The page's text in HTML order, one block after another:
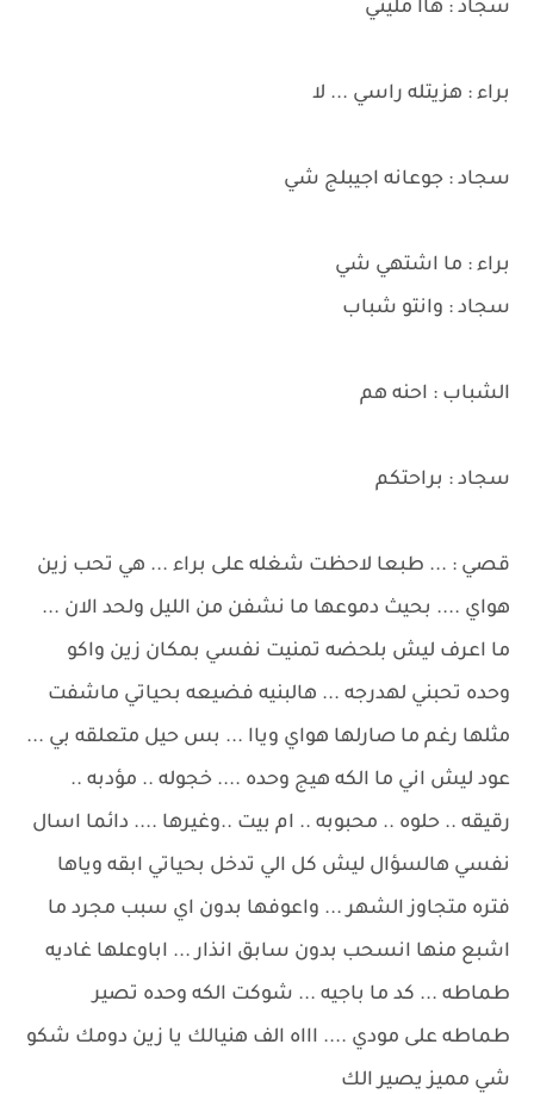
سجاد : هاا مليتي
براء : هزيتله راسي ... لا
سجاد : جوعانه اجيبلج شي
براء : ما اشتهي شي
سجاد : وانتو شباب
الشباب : احنه هم
سجاد : براحتكم
قصي : ... طبعا لاحظت شغله على براء ... هي تحب زين
هواي .... بحيث دموعها ما نشفن من الليل ولحد الان ...
ما اعرف ليش بلحضه تمنيت نفسي بمكان زين واكو
وحده تحبني لهدرجه ... هالبنيه فضيعه بحياتي ماشفت
مثلها رغم ما صارلها هواي وياا ... بس حيل متعلقه بي ...
عود ليش اني ما الكه هيج وحده .... خجوله .. مؤدبه ..
رقيقه .. حلوه .. محبوبه .. ام بيت ..وغيرها .... دائما اسال
نفسي هالسؤال ليش كل الي تدخل بحياتي ابقه وياها
فتره متجاوز الشهر ... واعوفها بدون اي سبب مجرد ما
اشبع منها انسحب بدون سابق انذار ... اباوعلها غاديه
طماطه ... كد ما باجيه ... شوكت الكه وحده تصير
طماطه على مودي .... اااه الف هنيالك يا زين دومك شكو
شي مميز يصير الك